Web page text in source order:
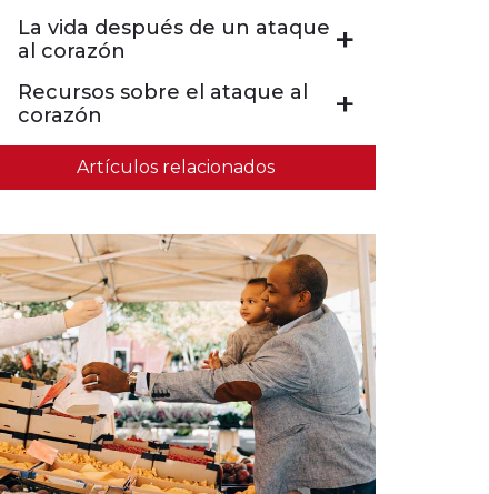
La vida después de un ataque
al corazón
Recursos sobre el ataque al
corazón
Artículos relacionados